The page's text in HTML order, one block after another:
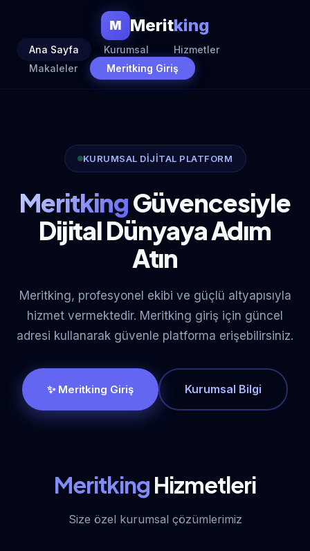
M Meritking
Ana Sayfa Kurumsal
Hizmetler
Makaleler
Meritking Giriş
KURUMSAL DİJİTAL PLATFORM
MeritkingGüvencesiyle
Dijital Dünyaya Adım
Atın
Meritking, profesyonel ekibi ve güçlü altyapısıyla
hizmet vermektedir. Meritking giriş için güncel
adresi kullanarak güvenle platforma erişebilirsiniz.
✨ Meritking Giriş Kurumsal Bilgi
Meritking Hizmetleri
Size özel kurumsal çözümlerimiz